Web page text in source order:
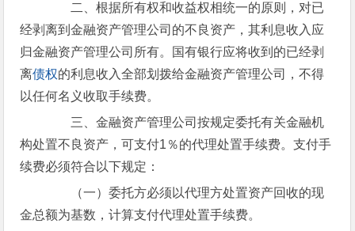
二、根据所有权和收益权相统一的原则，对已
经剥离到金融资产管理公司的不良资产，其利息收入应
归金融资产管理公司所有。国有银行应将收到的已经剥
离债权的利息收入全部划拨给金融资产管理公司，不得
以任何名义收取手续费。
三、金融资产管理公司按规定委托有关金融机
构处置不良资产，可支付1％的代理处置手续费。支付手
续费必须符合以下规定：
（一）委托方必须以代理方处置资产回收的现
金总额为基数，计算支付代理处置手续费。